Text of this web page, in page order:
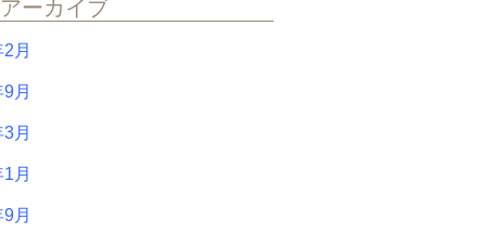
ーカイブ
月
月
月
月
月